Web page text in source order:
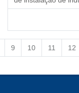
9 10 11 12